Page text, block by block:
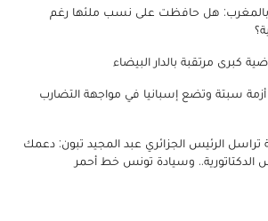
هل حافظت على نسب ملئها رغم
كبرى مرتقبة بالدار البيضاء
سبتة وتضع إسبانيا في مواجهة التضارب
تراسل الرئيس الجزائري عبد المجيد تبون: دعمك
وسيادة تونس خط أحمر